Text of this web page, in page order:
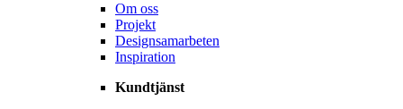
Om oss
Projekt
Designsamarbeten
Inspiration
Kundtjänst